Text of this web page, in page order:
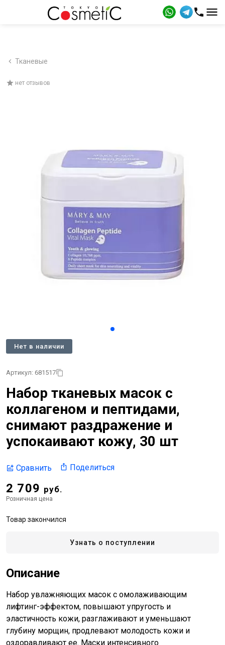
Тканевые
нет отзывов
Нет в наличии
Артикул: 681517
Набор тканевых масок c
коллагеном и пептидами,
снимают раздражение и
успокаивают кожу, 30 шт
Сравнить Поделиться
2 709 руб.
Розничная цена
Товар закончился
Узнать о поступлении
Описание
Набор увлажняющих масок с омолаживающим
лифтинг-эффектом, повышают упругость и
эластичность кожи, разглаживают и уменьшают
глубину морщин, продлевают молодость кожи и
оздоравливают ее. Маски интенсивного